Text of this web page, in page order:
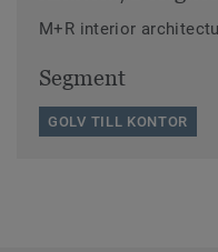
M+R interior
Segment
GOLV TILL KONTOR